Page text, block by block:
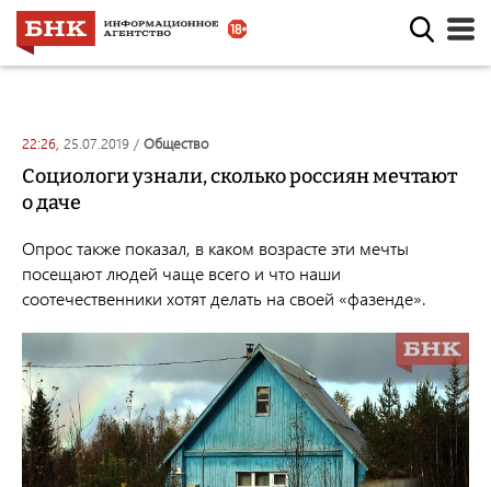
22:26, 25.07.2019 / общество
Социологи узнали, сколько россиян мечтают
о даче
Опрос также показал, в каком возрасте эти мечты
посещают людей чаще всего и что наши
соотечественники хотят делать на своей «фазенде».